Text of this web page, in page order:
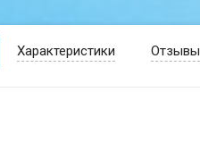
Характеристики Отзывы